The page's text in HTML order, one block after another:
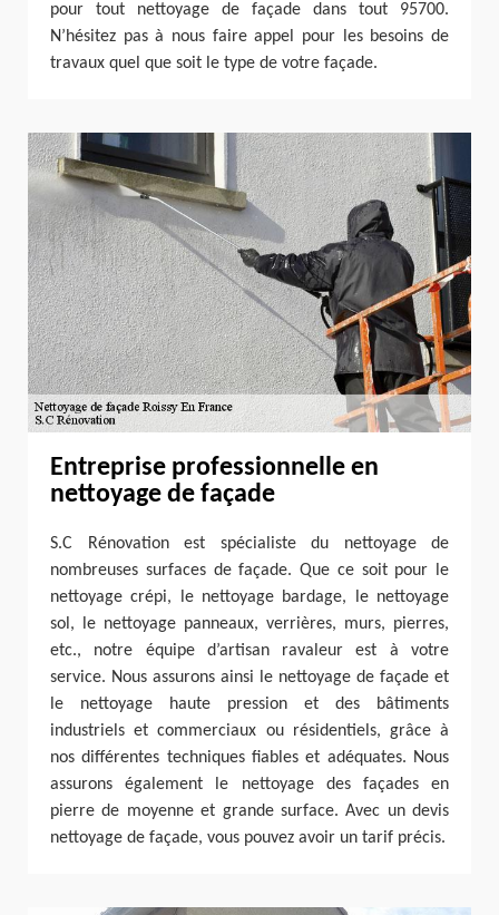
pour tout nettoyage de façade dans tout 95700.
N’hésitez pas à nous faire appel pour les besoins de
travaux quel que soit le type de votre façade.
Entreprise professionnelle en
nettoyage de façade
S.C Rénovation est spécialiste du nettoyage de
nombreuses surfaces de façade. Que ce soit pour le
nettoyage crépi, le nettoyage bardage, le nettoyage
sol, le nettoyage panneaux, verrières, murs, pierres,
etc., notre équipe d’artisan ravaleur est à votre
service. Nous assurons ainsi le nettoyage de façade et
le nettoyage haute pression et des bâtiments
industriels et commerciaux ou résidentiels, grâce à
nos différentes techniques fiables et adéquates. Nous
assurons également le nettoyage des façades en
pierre de moyenne et grande surface. Avec un devis
nettoyage de façade, vous pouvez avoir un tarif précis.